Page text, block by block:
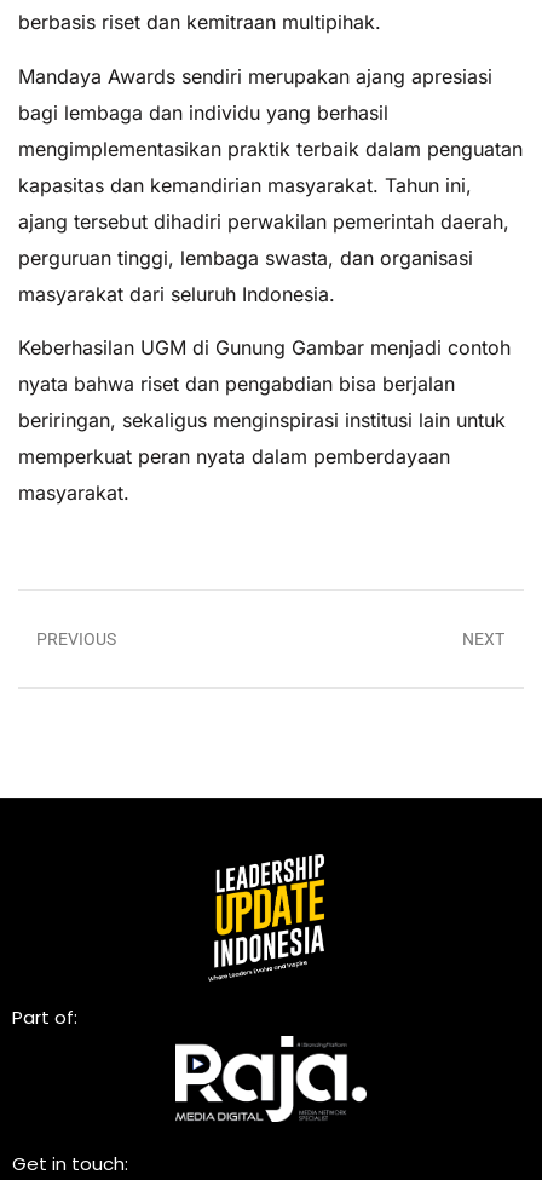
berbasis riset dan kemitraan multipihak.
Mandaya Awards sendiri merupakan ajang apresiasi
bagi lembaga dan individu yang berhasil
mengimplementasikan praktik terbaik dalam penguatan
kapasitas dan kemandirian masyarakat. Tahun ini,
ajang tersebut dihadiri perwakilan pemerintah daerah,
perguruan tinggi, lembaga swasta, dan organisasi
masyarakat dari seluruh Indonesia.
Keberhasilan UGM di Gunung Gambar menjadi contoh
nyata bahwa riset dan pengabdian bisa berjalan
beriringan, sekaligus menginspirasi institusi lain untuk
memperkuat peran nyata dalam pemberdayaan
masyarakat.
PREVIOUS NEXT
Part of:
Get in touch: